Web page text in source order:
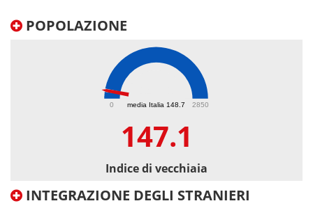
POPOLAZIONE
media Italia 148.7
0 2850
147.1
Indice di vecchiaia
INTEGRAZIONE DEGLI STRANIERI